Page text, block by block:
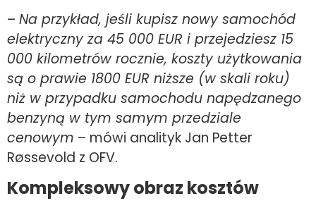
– Na przykład, jeśli kupisz nowy samochód
elektryczny za 45 000 EUR i przejedziesz 15
000 kilometrów rocznie, koszty użytkowania
są o prawie 1800 EUR niższe (w skali roku)
niż w przypadku samochodu napędzanego
benzyną w tym samym przedziale
cenowym – mówi analityk Jan Petter
Røssevold z OFV.
Kompleksowy obraz kosztów